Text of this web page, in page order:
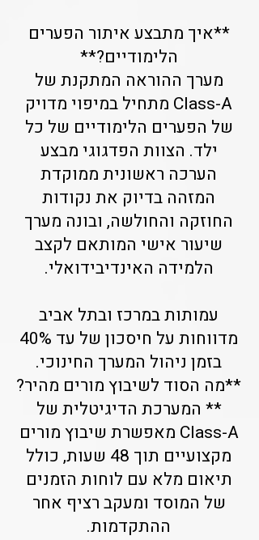
**איך מתבצע איתור הפערים
הלימודיים?**
מערך ההוראה המתקנת של
Class-A מתחיל במיפוי מדויק
של הפערים הלימודיים של כל
ילד. הצוות הפדגוגי מבצע
הערכה ראשונית ממוקדת
המזהה בדיוק את נקודות
החוזקה והחולשה, ובונה מערך
שיעור אישי המותאם לקצב
הלמידה האינדיבידואלי.
עמותות במרכז ובתל אביב
מדווחות על חיסכון של עד 40%
בזמן ניהול המערך החינוכי.
**מה הסוד לשיבוץ מורים מהיר?
** המערכת הדיגיטלית של
Class-A מאפשרת שיבוץ מורים
מקצועיים תוך 48 שעות, כולל
תיאום מלא עם לוחות הזמנים
של המוסד ומעקב רציף אחר
ההתקדמות.